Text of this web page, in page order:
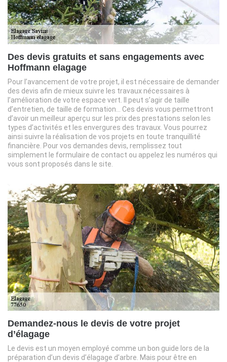
Des devis gratuits et sans engagements avec
Hoffmann elagage
Pour l’avancement de votre projet, il est nécessaire de demander
des devis afin de mieux suivre les travaux nécessaires à
l’amélioration de votre espace vert. Il peut s’agir de taille
d’entretien, de taille de formation… Ces devis vous permettront
d’avoir un meilleur aperçu sur les prix des prestations selon les
types d’activités et les envergures des travaux. Vous pourrez
ainsi suivre la réalisation de vos projets en toute tranquillité
financière. Pour vos demandes devis, remplissez tout
simplement le formulaire de contact ou appelez les numéros qui
vous sont proposés dans le site.
Demandez-nous le devis de votre projet
d’élagage
Le devis est un moyen employé comme un bon guide lors de la
préparation d’un devis d’élagage d’arbre. Mais pour être en